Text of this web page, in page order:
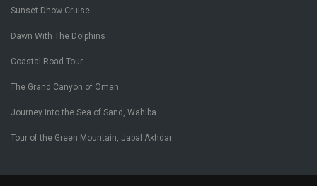
Sunset Dhow Cruise
Dawn With The Dolphins
Coastal Road Tour
The Grand Canyon of Oman
Journey into the Sea of Sand, Wahiba
Tour of the Green Mountain, Jabal Akhdar